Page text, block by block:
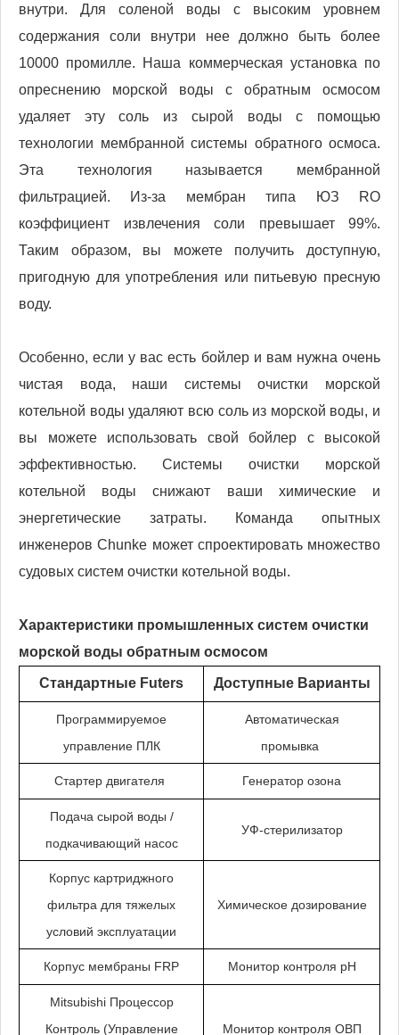
внутри. Для соленой воды с высоким уровнем
содержания соли внутри нее должно быть более
10000 промилле. Наша коммерческая установка по
опреснению морской воды с обратным осмосом
удаляет эту соль из сырой воды с помощью
технологии мембранной системы обратного осмоса.
Эта технология называется мембранной
фильтрацией. Из-за мембран типа ЮЗ RO
коэффициент извлечения соли превышает 99%.
Таким образом, вы можете получить доступную,
пригодную для употребления или питьевую пресную
воду.
Особенно, если у вас есть бойлер и вам нужна очень
чистая вода, наши системы очистки морской
котельной воды удаляют всю соль из морской воды, и
вы можете использовать свой бойлер с высокой
эффективностью. Системы очистки морской
котельной воды снижают ваши химические и
энергетические затраты. Команда опытных
инженеров Chunke может спроектировать множество
судовых систем очистки котельной воды.
Характеристики промышленных систем очистки
морской воды обратным осмосом
Стандартные Futers Доступные Варианты
Программируемое
управление ПЛК
Автоматическая
промывка
Стартер двигателя Генератор озона
Подача сырой воды /
подкачивающий насос
УФ-стерилизатор
Корпус картриджного
фильтра для тяжелых
условий эксплуатации
Химическое дозирование
Корпус мембраны FRP Монитор контроля pH
Mitsubishi Процессор
Контроль (Управление
Монитор контроля ОВП